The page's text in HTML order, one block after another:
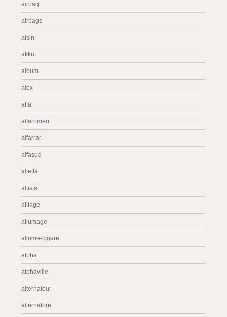
airbag
airbags
aisin
akku
album
alex
alfa
alfaromeo
alfarrari
alfasud
alfetta
alfista
alliage
allumage
allume-cigare
alpha
alphaville
alternateur
alternatore